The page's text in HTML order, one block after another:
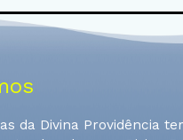
da Divina Providência